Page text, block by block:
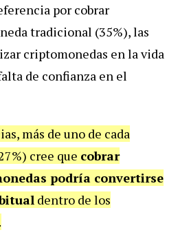
por cobrar
tradicional (35%), las
criptomonedas en la vida
de confianza en el
más de uno de cada
cree que cobrar
podría convertirse
dentro de los